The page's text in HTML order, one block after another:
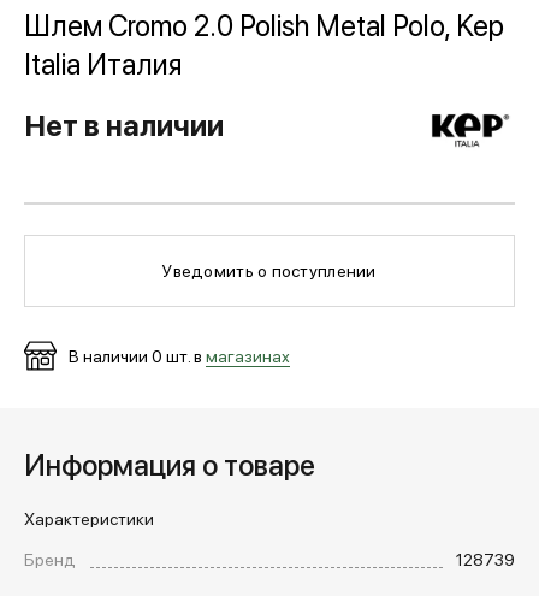
В конюшню
ЗООТОВАРЫ
Для собаки
МЕДИА
Шлем Cromo 2.0 Polish Metal Polo, Kep
Italia Италия
Нет в наличии
Уведомить о поступлении
В наличии 0 шт. в магазинах
Информация о товаре
Характеристики
Бренд
128739